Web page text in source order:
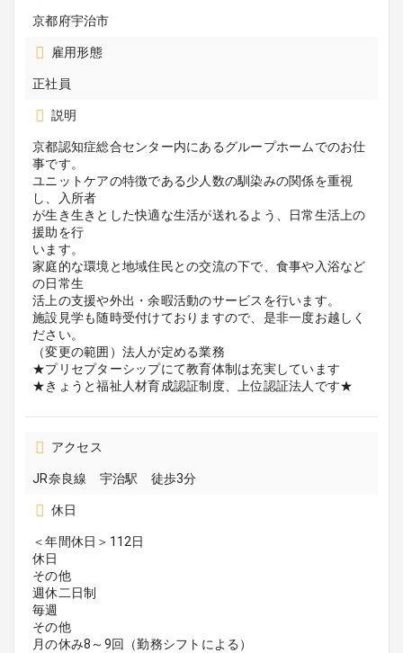
京都府宇治市
雇用形態
正社員
説明
京都認知症総合センター内にあるグループホームでのお仕
事です。
ユニットケアの特徴である少人数の馴染みの関係を重視
し、入所者
が生き生きとした快適な生活が送れるよう、日常生活上の
援助を行
います。
家庭的な環境と地域住民との交流の下で、食事や入浴など
の日常生
活上の支援や外出・余暇活動のサービスを行います。
施設見学も随時受付けておりますので、是非一度お越しく
ださい。
（変更の範囲）法人が定める業務
★プリセプターシップにて教育体制は充実しています
★きょうと福祉人材育成認証制度、上位認証法人です★
アクセス
JR奈良線 宇治駅 徒歩3分
休日
＜年間休日＞112日
休日
その他
週休二日制
毎週
その他
月の休み8～9回（勤務シフトによる）